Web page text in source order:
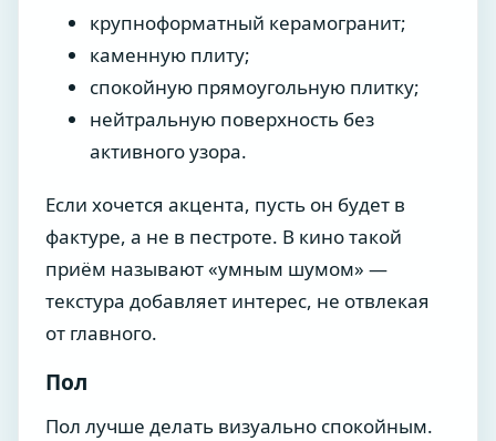
крупноформатный керамогранит;
каменную плиту;
спокойную прямоугольную плитку;
нейтральную поверхность без
активного узора.
Если хочется акцента, пусть он будет в
фактуре, а не в пестроте. В кино такой
приём называют «умным шумом» —
текстура добавляет интерес, не отвлекая
от главного.
Пол
Пол лучше делать визуально спокойным.